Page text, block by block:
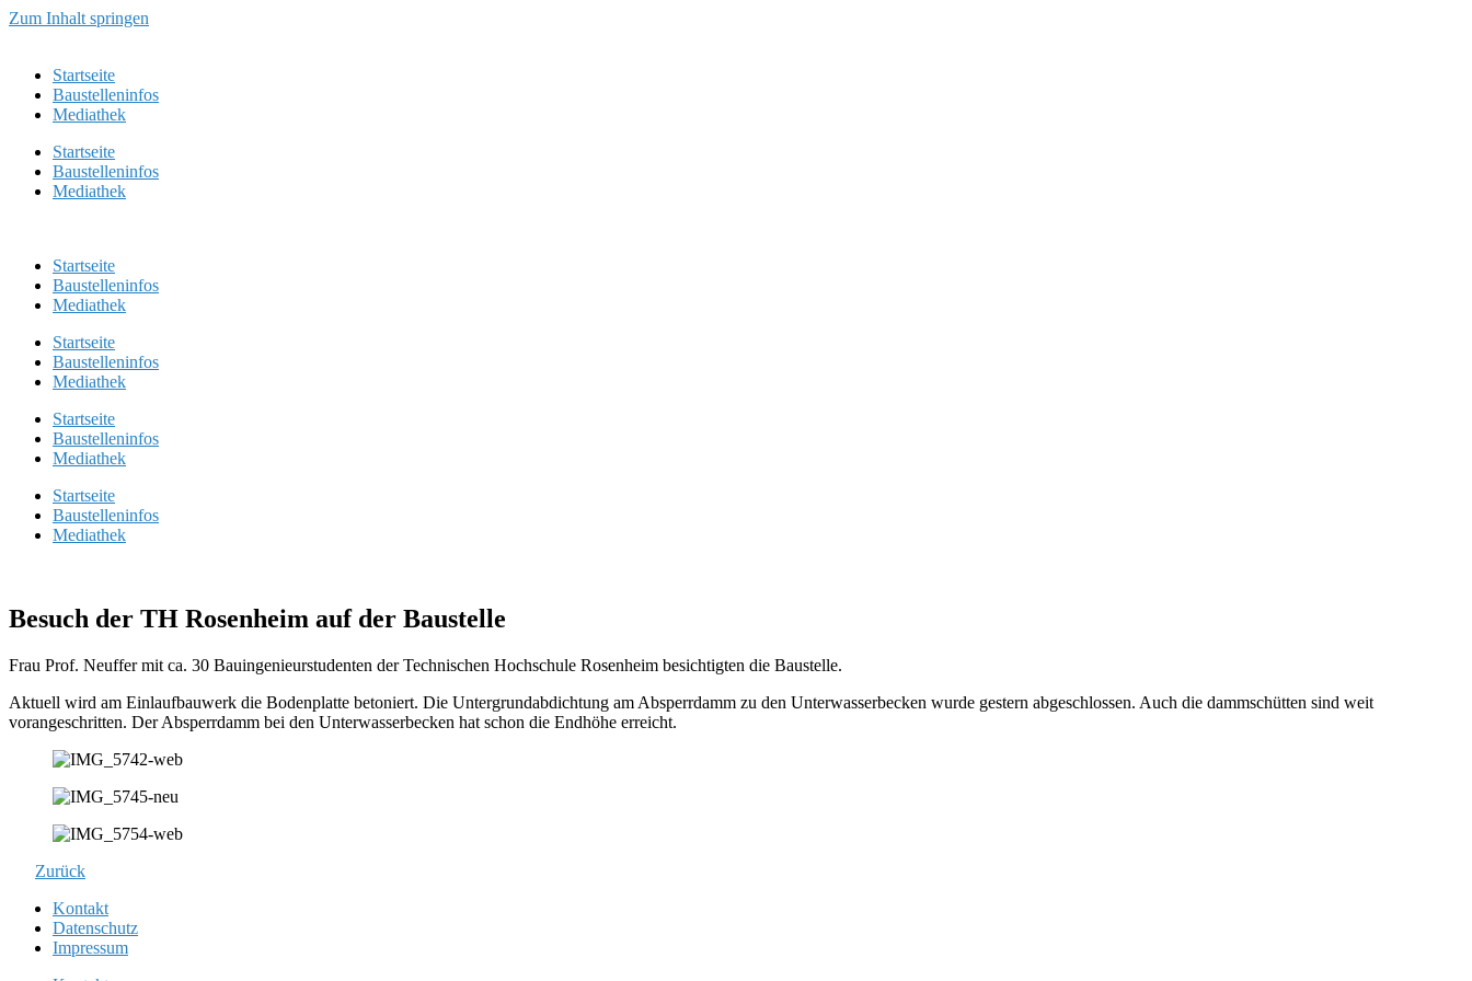
Zum Inhalt springen
Startseite
Baustelleninfos
Mediathek
Startseite
Baustelleninfos
Mediathek
Startseite
Baustelleninfos
Mediathek
Startseite
Baustelleninfos
Mediathek
Startseite
Baustelleninfos
Mediathek
Startseite
Baustelleninfos
Mediathek
Besuch der TH Rosenheim auf der Baustelle
Frau Prof. Neuffer mit ca. 30 Bauingenieurstudenten der Technischen Hochschule Rosenheim besichtigten die Baustelle.
Aktuell wird am Einlaufbauwerk die Bodenplatte betoniert. Die Untergrundabdichtung am Absperrdamm zu den Unterwasserbecken wurde gestern abgeschlossen. Auch die dammschütten sind weit
vorangeschritten. Der Absperrdamm bei den Unterwasserbecken hat schon die Endhöhe erreicht.
Zurück
Kontakt
Datenschutz
Impressum